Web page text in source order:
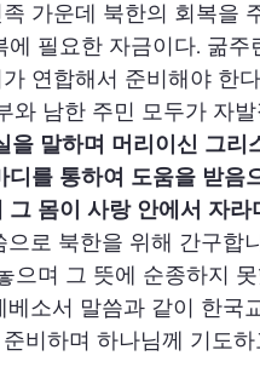
가운데 북한의 회복을
에 필요한 자금이다. 굶
연합해서 준비해야 한
와 남한 주민 모두가 자
을 말하며 머리이신 그리
디를 통하여 도움을 받음
몸이 사랑 안에서 자라
으로 북한을 위해 간구합
으며 그 뜻에 순종하지
소서 말씀과 같이 한국
비하며 하나님께 기도